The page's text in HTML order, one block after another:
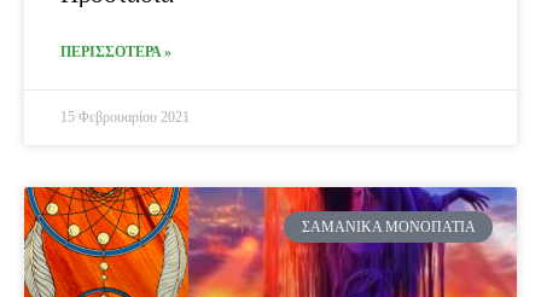
ΠΕΡΙΣΣΟΤΕΡΑ »
15 Φεβρουαρίου 2021
ΣΑΜΑΝΙΚΆ ΜΟΝΟΠΆΤΙΑ